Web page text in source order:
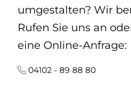
umgestalten? Wir
Rufen Sie uns an
eine Online-Anfrage:
04102 - 89 88 80